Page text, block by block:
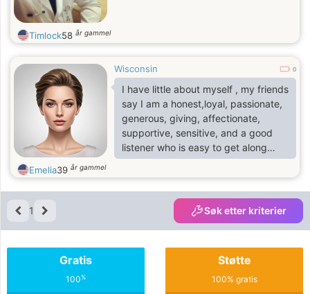
Timlock58 år gammel
Wisconsin 0
I have little about myself , my friends
say I am a honest,loyal, passionate,
generous, giving, affectionate,
supportive, sensitive, and a good
listener who is easy to get along
with.
Emelia39 år gammel
1 Søk etter kriterier
Gratis
100%
Støtte
100% gratis